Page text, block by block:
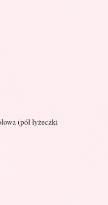
(pół łyżeczki